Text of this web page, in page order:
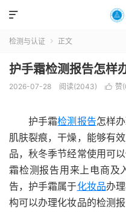

检测与认证  正文
护手霜检测报告怎样
2026-07-28 阅读(2043)  赞(
护手霜检测报告怎样
肌肤裂痕，干燥，能够有
品，秋冬季节经常使用可
霜检测报告用来上电商及
告，护手霜属于化妆品办
构可以办理化妆品的检测